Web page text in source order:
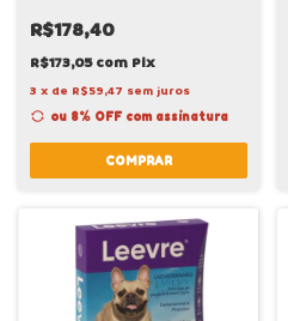
R$178,40
R$173,05com Pix
3 x de R$59,47 sem juros
ou 8% OFF com assinatura
COMPRAR